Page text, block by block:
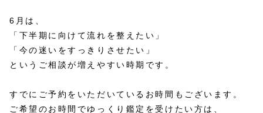
6月は、
「下半期に向けて流れを整えたい」
「今の迷いをすっきりさせたい」
というご相談が増えやすい時期です。
すでにご予約をいただいているお時間もございます。
ご希望のお時間でゆっくり鑑定を受けたい方は、